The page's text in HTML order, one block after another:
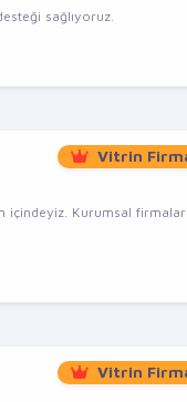
sağlıyoruz.
Vitrin
içindeyiz. Kurumsal
Vitrin